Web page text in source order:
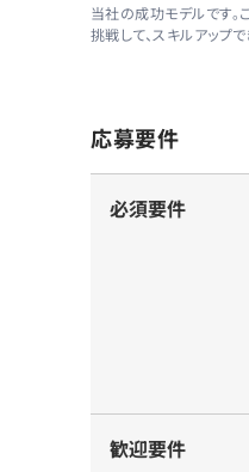
当社の成功モデルです
挑戦して、スキルアップで
応募要件
必須要件
歓迎要件